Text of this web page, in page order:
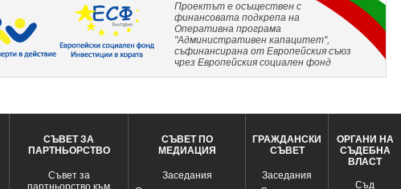
Проектът е осъществен с
финансовата подкрепа на
Оперативна програма
"Административен капацитет",
съфинансирана от Европейския съюз
чрез Европейския социален фонд
СЪВЕТ ЗА
ПАРТНЬОРСТВО
Съвет за
партньорство към
СЪВЕТ ПО
МЕДИАЦИЯ
Заседания
ГРАЖДАНСКИ
СЪВЕТ
Заседания
ОРГАНИ НА
СЪДЕБНА
ВЛАСТ
Съд